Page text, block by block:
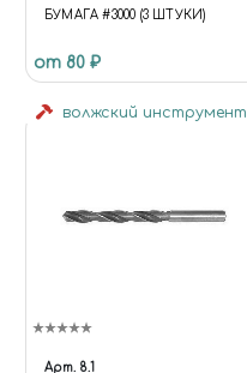
БУМАГА #3000 (3 ШТУКИ)
от 80 ₽
волжский инструмент
Арт. 8.1